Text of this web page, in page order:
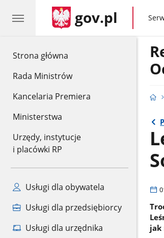
Strona główna
Rada Ministrów
Kancelaria Premiera
Ministerstwa
Urzędy, instytucje
i placówki RP
Usługi dla obywatela
Usługi dla przedsiębiorcy
Usługi dla urzędnika
gov.pl
jak